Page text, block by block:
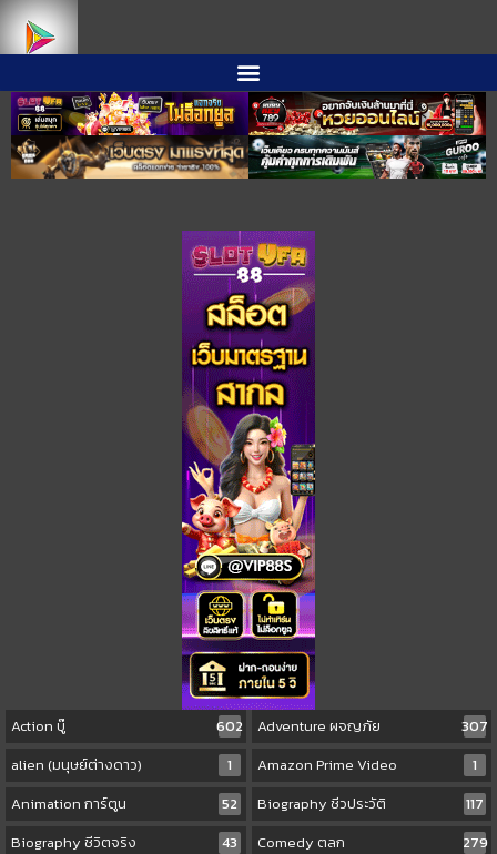
Action บู๊ 602 Adventure ผจญภัย
307
alien (มนุษย์ต่างดาว)
1 Amazon Prime Video
1
Animation การ์ตูน
52 Biography ชีวประวัติ
117
Biography ชีวิตจริง
43 Comedy ตลก
279